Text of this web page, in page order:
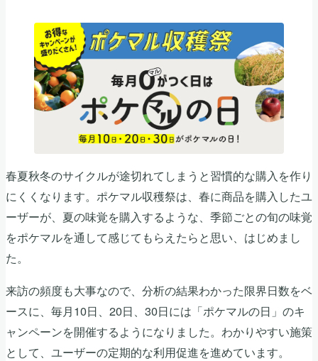
春夏秋冬のサイクルが途切れてしまうと習慣的な購入を作り
にくくなります。ポケマル収穫祭は、春に商品を購入したユ
ーザーが、夏の味覚を購入するような、季節ごとの旬の味覚
をポケマルを通して感じてもらえたらと思い、はじめまし
た。
来訪の頻度も大事なので、分析の結果わかった限界日数をベ
ースに、毎月10日、20日、30日には「ポケマルの日」のキ
ャンペーンを開催するようになりました。わかりやすい施策
として、ユーザーの定期的な利用促進を進めています。